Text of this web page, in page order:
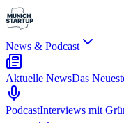
News & Podcast
Aktuelle NewsDas
PodcastInterviews mit